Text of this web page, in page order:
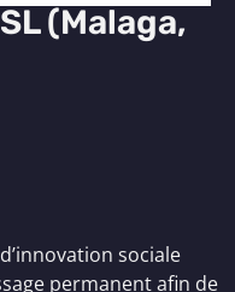
(Malaga,
sociale
permanent afin de